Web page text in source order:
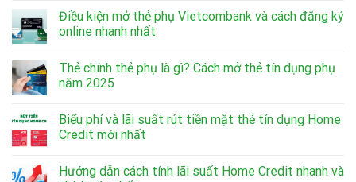
Điều kiện mở thẻ phụ Vietcombank và cách đăng ký
online nhanh nhất
Thẻ chính thẻ phụ là gì? Cách mở thẻ tín dụng phụ
năm 2025
Biểu phí và lãi suất rút tiền mặt thẻ tín dụng Home
Credit mới nhất
Hướng dẫn cách tính lãi suất Home Credit nhanh và